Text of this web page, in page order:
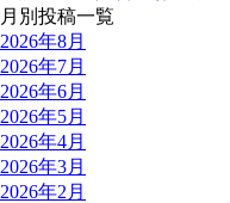
月別投稿一覧
2026年8月
2026年7月
2026年6月
2026年5月
2026年4月
2026年3月
2026年2月